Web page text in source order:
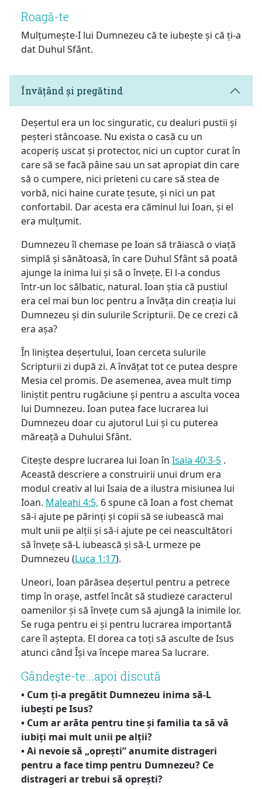
Roagă-te
Mulțumește-I lui Dumnezeu că te iubește și că ți-a
dat Duhul Sfânt.
Învățând și pregătind
Deșertul era un loc singuratic, cu dealuri pustii și
peșteri stâncoase. Nu exista o casă cu un
acoperiș uscat și protector, nici un cuptor curat în
care să se facă pâine sau un sat apropiat din care
să o cumpere, nici prieteni cu care să stea de
vorbă, nici haine curate țesute, și nici un pat
confortabil. Dar acesta era căminul lui Ioan, și el
era mulțumit.
Dumnezeu îl chemase pe Ioan să trăiască o viață
simplă și sănătoasă, în care Duhul Sfânt să poată
ajunge la inima lui și să o învețe. El l-a condus
într-un loc sălbatic, natural. Ioan știa că pustiul
era cel mai bun loc pentru a învăța din creația lui
Dumnezeu și din sulurile Scripturii. De ce crezi că
era așa?
În liniștea deșertului, Ioan cerceta sulurile
Scripturii zi după zi. A învățat tot ce putea despre
Mesia cel promis. De asemenea, avea mult timp
liniștit pentru rugăciune și pentru a asculta vocea
lui Dumnezeu. Ioan putea face lucrarea lui
Dumnezeu doar cu ajutorul Lui și cu puterea
măreață a Duhului Sfânt.
Citește despre lucrarea lui Ioan în Isaia 40:3-5 .
Această descriere a construirii unui drum era
modul creativ al lui Isaia de a ilustra misiunea lui
Ioan. Maleahi 4:5, 6 spune că Ioan a fost chemat
să-i ajute pe părinți și copii să se iubească mai
mult unii pe alții și să-i ajute pe cei neascultători
să învețe să-L iubească și să-L urmeze pe
Dumnezeu (Luca 1:17).
Uneori, Ioan părăsea deșertul pentru a petrece
timp în orașe, astfel încât să studieze caracterul
oamenilor și să învețe cum să ajungă la inimile lor.
Se ruga pentru ei și pentru lucrarea importantă
care îl aștepta. El dorea ca toți să asculte de Isus
atunci când Își va începe marea Sa lucrare.
Gândeşte-te...apoi discută
• Cum ți-a pregătit Dumnezeu inima să-L
iubești pe Isus?
• Cum ar arăta pentru tine și familia ta să vă
iubiți mai mult unii pe alții?
• Ai nevoie să „oprești” anumite distrageri
pentru a face timp pentru Dumnezeu? Ce
distrageri ar trebui să oprești?